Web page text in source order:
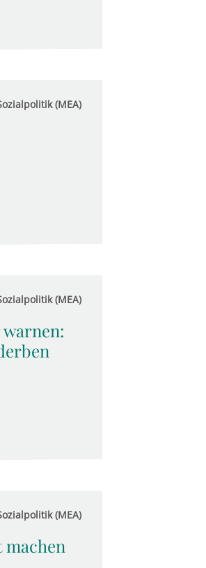
(MEA)
(MEA)
(MEA)